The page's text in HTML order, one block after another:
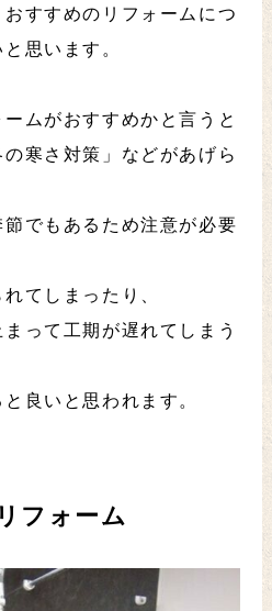
すすめのリフォームにつ
思います。
ムがおすすめかと言うと
の寒さ対策」などがあげら
でもあるため注意が必要
てしまったり、
って工期が遅れてしまう
良いと思われます。
フォーム